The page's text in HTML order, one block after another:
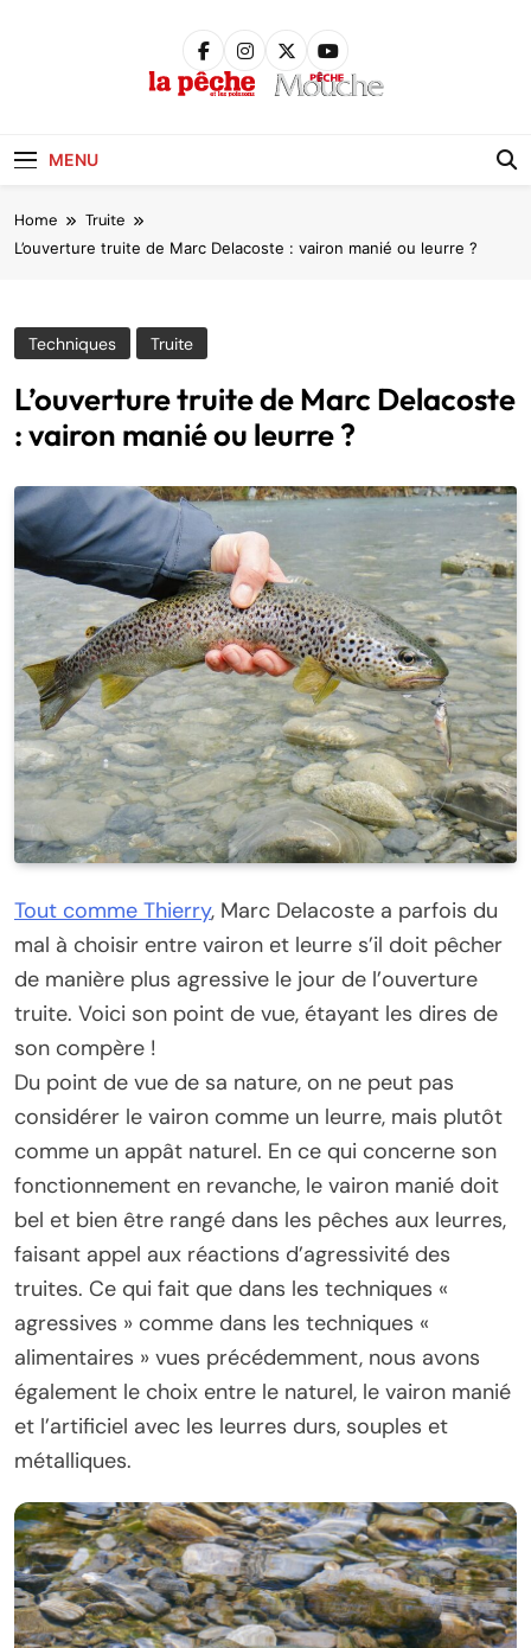
MENU
Home Truite
L’ouverture truite de Marc Delacoste : vairon manié ou leurre ?
Techniques Truite
L’ouverture truite de Marc Delacoste
: vairon manié ou leurre ?
Tout comme Thierry, Marc Delacoste a parfois du
mal à choisir entre vairon et leurre s’il doit pêcher
de manière plus agressive le jour de l’ouverture
truite. Voici son point de vue, étayant les dires de
son compère !
Du point de vue de sa nature, on ne peut pas
considérer le vairon comme un leurre, mais plutôt
comme un appât naturel. En ce qui concerne son
fonctionnement en revanche, le vairon manié doit
bel et bien être rangé dans les pêches aux leurres,
faisant appel aux réactions d’agressivité des
truites. Ce qui fait que dans les techniques «
agressives » comme dans les techniques «
alimentaires » vues précédemment, nous avons
également le choix entre le naturel, le vairon manié
et l’artificiel avec les leurres durs, souples et
métalliques.